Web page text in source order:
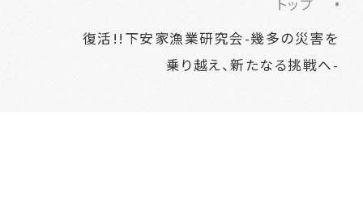
トップ
復活!!下安家漁業研究会-幾多の災害を
乗り越え、新たなる挑戦へ-